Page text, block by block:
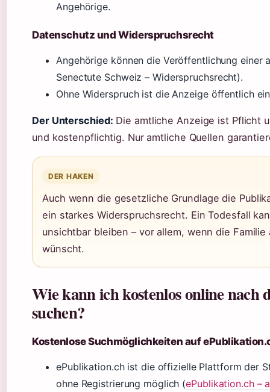
Angehörige.
Datenschutz und Widerspruchsrecht
Angehörige können die Veröffentlichung einer
Senectute Schweiz – Widerspruchsrecht).
Ohne Widerspruch ist die Anzeige öffentlich
Der Unterschied: Die amtliche Anzeige ist Pflicht
und kostenpflichtig. Nur amtliche Quellen
DER HAKEN
Auch wenn die gesetzliche Grundlage die
ein starkes Widerspruchsrecht. Ein Todesfall
unsichtbar bleiben – vor allem, wenn die
wünscht.
Wie kann ich kostenlos online nach
suchen?
Kostenlose Suchmöglichkeiten auf
ePublikation.ch ist die offizielle Plattform der
ohne Registrierung möglich (ePublikation.ch –